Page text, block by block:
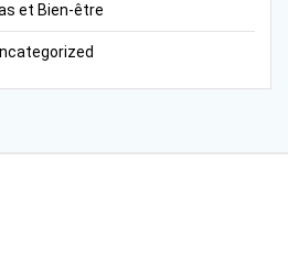
et Bien-être